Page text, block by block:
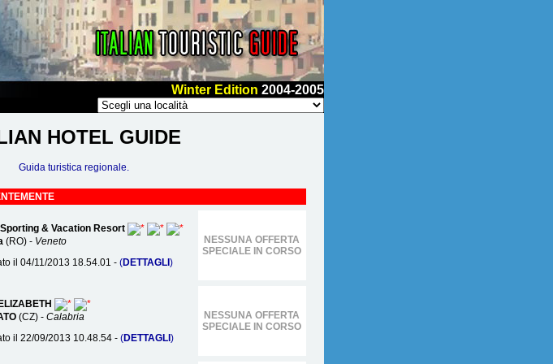
Winter Edition 2004-2005
HOTEL GUIDE
Guida turistica regionale.
& Vacation Resort
(RO) - Veneto
il 04/11/2013 18.54.01 - (DETTAGLI )
NESSUNA OFFERTA
SPECIALE IN CORSO
(CZ) - Calabria
il 22/09/2013 10.48.54 - (DETTAGLI )
NESSUNA OFFERTA
SPECIALE IN CORSO